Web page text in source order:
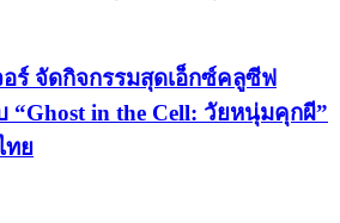
อร์ จัดกิจกรรมสุดเอ็กซ์คลูซีฟ
“Ghost in the Cell: วัยหนุ่มคุกผี”
ทย